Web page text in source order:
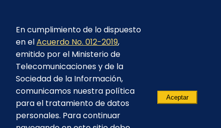
En cumplimiento de lo dispuesto
en elAcuerdo No. 012-2019,
emitido por el Ministerio de
Telecomunicaciones y de la
Sociedad de la Información,
comunicamos nuestra política
para el tratamiento de datos
personales. Para continuar
Aceptar